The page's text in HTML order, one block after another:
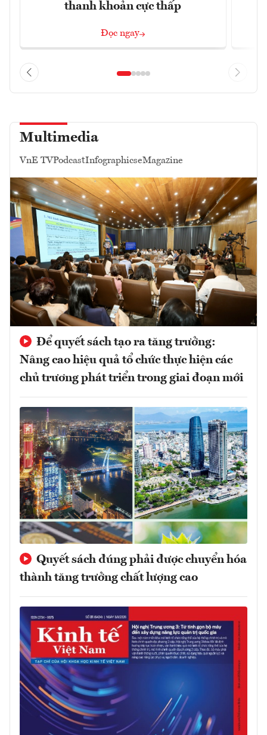
thanh khoản cực thấp
Đọc ngay
Multimedia
VnE TVPodcastInfographicseMagazine
Để quyết sách tạo ra tăng trưởng:
Nâng cao hiệu quả tổ chức thực hiện các
chủ trương phát triển trong giai đoạn mới
Quyết sách đúng phải được chuyển hóa
thành tăng trưởng chất lượng cao